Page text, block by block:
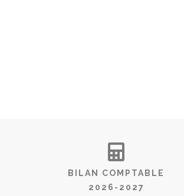
BILAN COMPTABLE
2026-2027